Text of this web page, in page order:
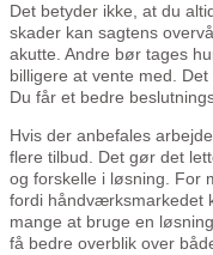
Det betyder ikke, at du
skader kan sagtens
akutte. Andre bør tages
billigere at vente med.
Du får et bedre
Hvis der anbefales
flere tilbud. Det gør det
og forskelle i løsning. For
fordi håndværksmarkedet
mange at bruge en
få bedre overblik over